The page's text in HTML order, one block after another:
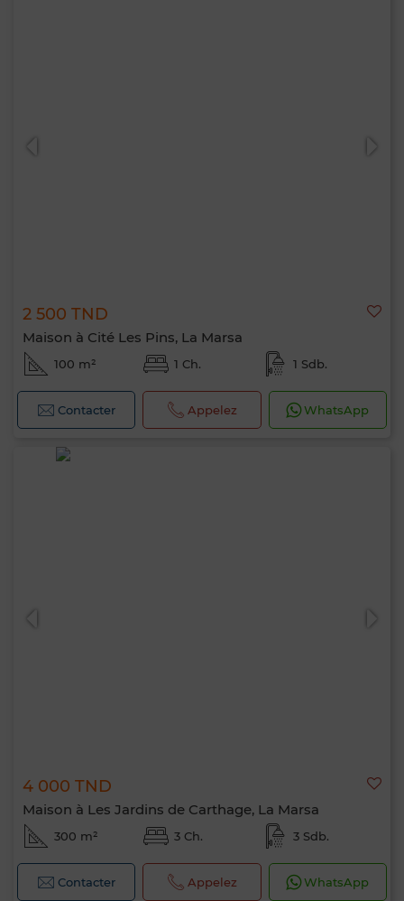
2 500 TND
Maison à Cité Les Pins, La Marsa
100 m² 1 Ch. 1 Sdb.
Contacter Appelez WhatsApp
4 000 TND
Maison à Les Jardins de Carthage, La Marsa
300 m² 3 Ch. 3 Sdb.
Contacter Appelez WhatsApp